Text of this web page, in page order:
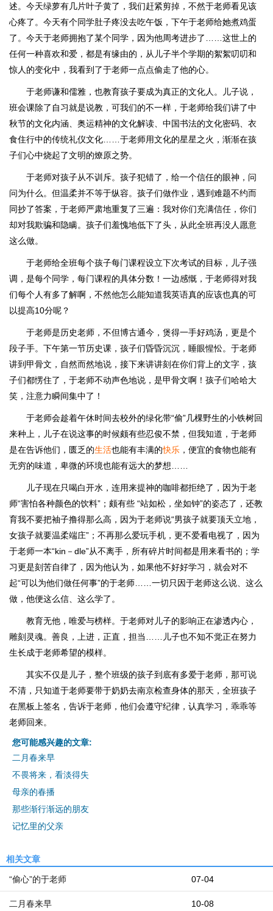
述。今天绿萝有几片叶子黄了，我们赶紧剪掉，不然于老师看见该
心疼了。今天有个同学肚子疼没去吃午饭，下午于老师给她煮鸡蛋
了。今天于老师拥抱了某个同学，因为他周考进步了……这世上的
任何一种喜欢和爱，都是有缘由的，从儿子半个学期的絮絮叨叨和
惊人的变化中，我看到了于老师一点点偷走了他的心。
于老师谦和儒雅，也教育孩子要成为真正的文化人。儿子说，
班会课除了自习就是说教，可我们的不一样，于老师给我们讲了中
秋节的文化内涵、奥运精神的文化解读、中国书法的文化密码、衣
食住行中的传统礼仪文化……于老师用文化的星星之火，渐渐在孩
子们心中烧起了文明的燎原之势。
于老师对孩子从不训斥。孩子犯错了，给一个信任的眼神，问
问为什么。但温柔并不等于纵容。孩子们做作业，遇到难题不约而
同抄了答案，于老师严肃地重复了三遍：我对你们充满信任，你们
却对我欺骗和隐瞒。孩子们羞愧地低下了头，从此全班再没人愿意
这么做。
于老师给全班每个孩子每门课程设立下次考试的目标，儿子强
调，是每个同学，每门课程的具体分数！一边感慨，于老师得对我
们每个人有多了解啊，不然他怎么能知道我英语真的应该也真的可
以提高10分呢？
于老师是历史老师，不但博古通今，煲得一手好鸡汤，更是个
段子手。下午第一节历史课，孩子们昏昏沉沉，睡眼惺忪。于老师
讲到甲骨文，自然而然地说，接下来讲讲刻在你们背上的文字，孩
子们都愣住了，于老师不动声色地说，是甲骨文啊！孩子们哈哈大
笑，注意力瞬间集中了！
于老师会趁着午休时间去校外的绿化带“偷”几棵野生的小铁树回
来种上，儿子在说这事的时候颇有些忍俊不禁，但我知道，于老师
是在告诉他们，匮乏的生活也能有丰满的快乐 ，便宜的食物也能有
无穷的味道，卑微的环境也能有远大的梦想……
儿子现在只喝白开水，连用来提神的咖啡都拒绝了，因为于老
师“害怕各种颜色的饮料”；颇有些 “站如松，坐如钟”的姿态了，还教
育我不要把袖子撸得那么高，因为于老师说“男孩子就要顶天立地，
女孩子就要温柔端庄”；不再那么爱玩手机，更不爱看电视了，因为
于老师一本“kin－dle”从不离手，所有碎片时间都是用来看书的；学
习更是刻苦自律了，因为他认为，如果他不好好学习，就会对不
起“可以为他们做任何事”的于老师……一切只因于老师这么说、这么
做，他便这么信、这么学了。
教育无他，唯爱与榜样。于老师对儿子的影响正在渗透内心，
雕刻灵魂。善良，上进，正直，担当……儿子也不知不觉正在努力
生长成于老师希望的模样。
其实不仅是儿子，整个班级的孩子到底有多爱于老师，那可说
不清，只知道于老师要带于奶奶去南京检查身体的那天，全班孩子
在黑板上签名，告诉于老师，他们会遵守纪律，认真学习，乖乖等
老师回来。
您可能感兴趣的文章:
二月春来早
不畏将来，看淡得失
母亲的春播
那些渐行渐远的朋友
记忆里的父亲
相关文章
07-04
“偷心”的于老师
10-08
二月春来早